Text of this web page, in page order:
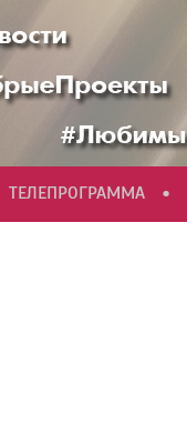
ТЕЛЕПРОГРАММА •